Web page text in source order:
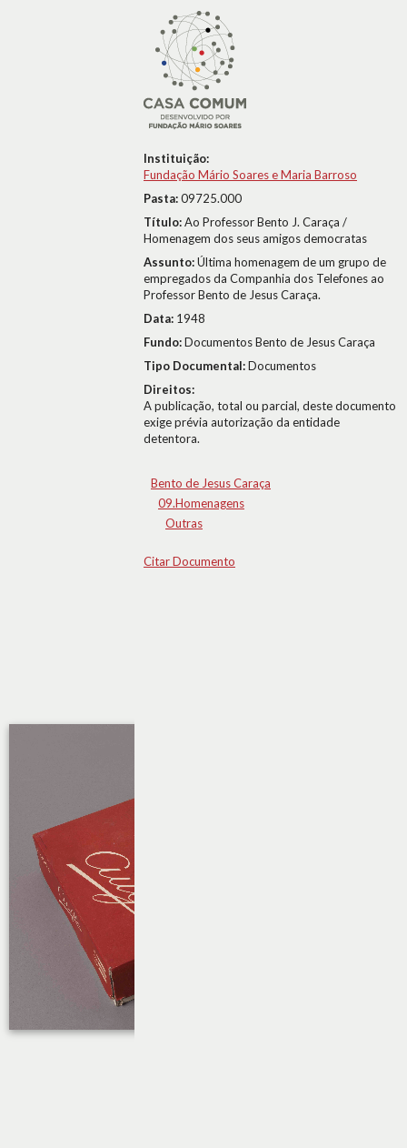
Instituição:
Fundação Mário Soares e Maria Barroso
Pasta:09725.000
Título:Ao Professor Bento J. Caraça /
Homenagem dos seus amigos democratas
Assunto:Última homenagem de um grupo de
empregados da Companhia dos Telefones ao
Professor Bento de Jesus Caraça.
Data: 1948
Fundo:Documentos Bento de Jesus Caraça
Tipo Documental:Documentos
Direitos:
A publicação, total ou parcial, deste documento
exige prévia autorização da entidade
detentora.
Bento de Jesus Caraça
09.Homenagens
Outras
Citar Documento